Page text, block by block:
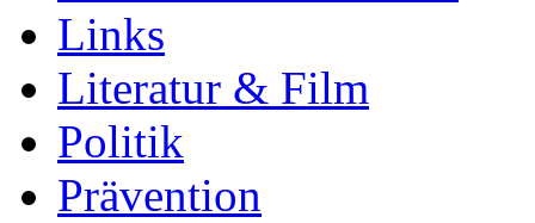
Links
Literatur & Film
Politik
Prävention